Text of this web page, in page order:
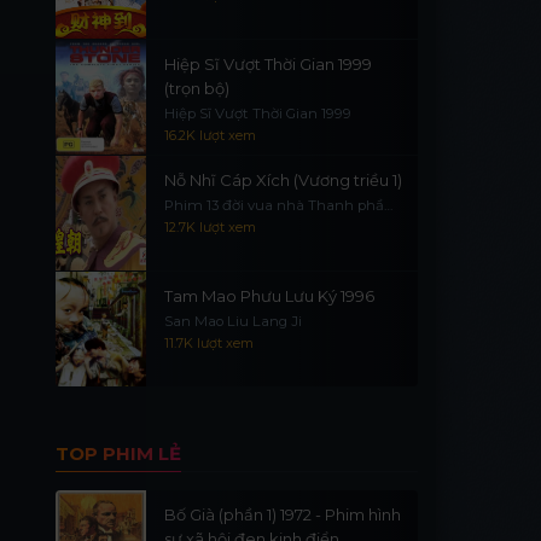
Hiệp Sĩ Vượt Thời Gian 1999
(trọn bộ)
Hiệp Sĩ Vượt Thời Gian 1999
16.2K lượt xem
Nỗ Nhĩ Cáp Xích (Vương triều 1)
Phim 13 đời vua nhà Thanh phần
112.7K lượt xem
Tam Mao Phưu Lưu Ký 1996
San Mao Liu Lang Ji
11.7K lượt xem
TOP PHIM LẺ
Bố Già (phần 1) 1972 - Phim hình